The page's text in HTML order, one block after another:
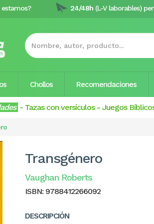
estamos? 24/48h (L-V laborables)
Chollos Recomendaciones
- Tazas con versículos- Juegos
Transgénero
Vaughan Roberts
ISBN: 9788412266092
DESCRIPCIÓN